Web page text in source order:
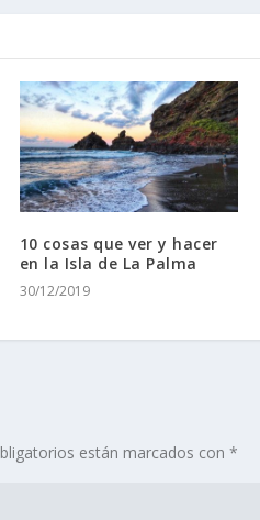
10 cosas que ver y hacer
en la Isla de La Palma
30/12/2019
están marcados con*